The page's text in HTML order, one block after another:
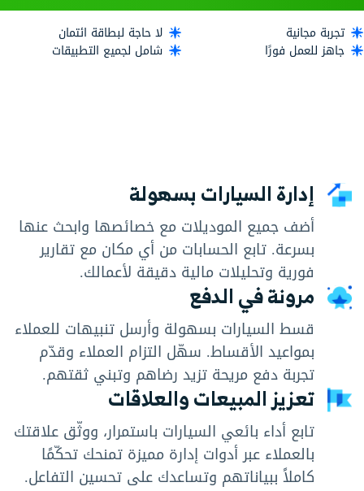
تجربة مجانية
لا حاجة لبطاقة ائتمان
جاهز للعمل فورًا
شامل لجميع التطبيقات
إدارة السيارات بسهولة
أضف جميع الموديلات مع خصائصها وابحث عنها
بسرعة. تابع الحسابات من أي مكان مع تقارير
فورية وتحليلات مالية دقيقة لأعمالك.
مرونة في الدفع
قسط السيارات بسهولة وأرسل تنبيهات للعملاء
بمواعيد الأقساط. سهّل التزام العملاء وقدّم
تجربة دفع مريحة تزيد رضاهم وتبني ثقتهم.
تعزيز المبيعات والعلاقات
تابع أداء بائعي السيارات باستمرار، ووثّق علاقتك
بالعملاء عبر أدوات إدارة مميزة تمنحك تحكّمًا
كاملاً ببياناتهم وتساعدك على تحسين التفاعل.